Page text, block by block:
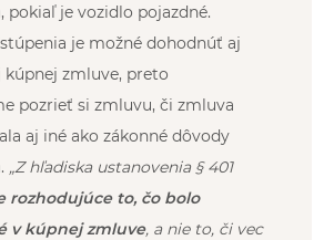
pokiaľ je vozidlo pojazdné.
je možné dohodnúť aj
zmluve, preto
pozrieť si zmluvu, či zmluva
aj iné ako zákonné dôvody
„Z hľadiska ustanovenia § 401
rozhodujúce to, čo bolo
v kúpnej zmluve, a nie to, či vec